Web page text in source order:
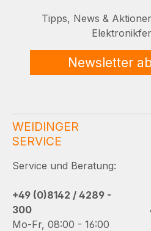
Tipps, News &
Newsletter
WEIDINGER
SERVICE
Service und Beratung:
+49 (0)8142 / 4289 -
300
Mo-Fr, 08:00 - 16:00